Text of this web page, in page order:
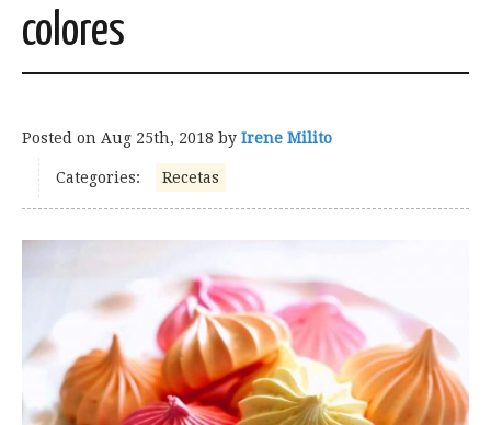
colores
Posted on Aug 25th, 2018 by Irene Milito
Categories: Recetas